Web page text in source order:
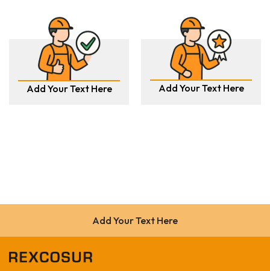
Add Your Text Here Add Your Text Here
Add Your Text Here